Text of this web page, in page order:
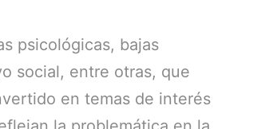
psicológicas, bajas
social, entre otras, que
en temas de interés